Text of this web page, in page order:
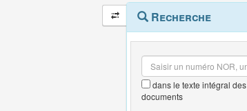
Navigation
et
outils
annexes
Menu
contextuel
Recherche
dans le texte intégral des
documents